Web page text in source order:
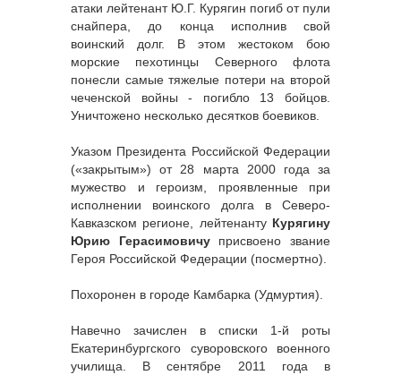
атаки лейтенант Ю.Г. Курягин погиб от пули
снайпера, до конца исполнив свой
воинский долг. В этом жестоком бою
морские пехотинцы Северного флота
понесли самые тяжелые потери на второй
чеченской войны - погибло 13 бойцов.
Уничтожено несколько десятков боевиков.
Указом Президента Российской Федерации
(«закрытым») от 28 марта 2000 года за
мужество и героизм, проявленные при
исполнении воинского долга в Северо-
Кавказском регионе, лейтенанту Курягину
Юрию Герасимовичуприсвоено звание
Героя Российской Федерации (посмертно).
Похоронен в городе Камбарка (Удмуртия).
Навечно зачислен в списки 1-й роты
Екатеринбургского суворовского военного
училища. В сентябре 2011 года в